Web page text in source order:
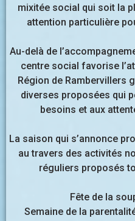
mixitée social qui soit la
attention particulière
Au-delà de
centre social favorise
Région de Rambervillers
diverses proposées qui
besoins et aux
La saison qui s’annonce
au travers des activités
réguliers proposés
Fête de la
Semaine de la